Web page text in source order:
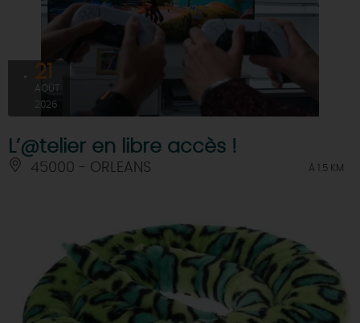
21
AOÛT
2026
L’@telier en libre accès !
45000 - ORLEANS À 1.5 KM